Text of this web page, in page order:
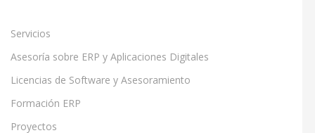
Servicios
Asesoría sobre ERP y Aplicaciones Digitales
Licencias de Software y Asesoramiento
Formación ERP
Proyectos